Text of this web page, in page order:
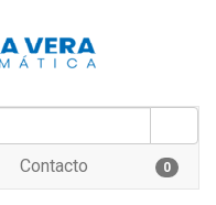
Contacto 0